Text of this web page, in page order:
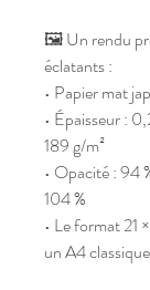
🖼️ Un rendu
éclatants :
• Papier mat
• Épaisseur :
189 g/m²
• Opacité : 94
104 %
• Le format 21
un A4 classique